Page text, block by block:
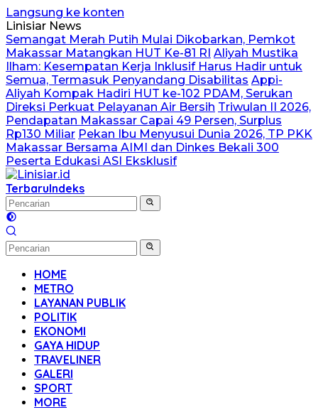
Langsung ke konten
Linisiar News
Semangat Merah Putih Mulai Dikobarkan, Pemkot
Makassar Matangkan HUT Ke-81 RI Aliyah Mustika
Ilham: Kesempatan Kerja Inklusif Harus Hadir untuk
Semua, Termasuk Penyandang Disabilitas Appi-
Aliyah Kompak Hadiri HUT ke-102 PDAM, Serukan
Direksi Perkuat Pelayanan Air Bersih Triwulan II 2026,
Pendapatan Makassar Capai 49 Persen, Surplus
Rp130 Miliar Pekan Ibu Menyusui Dunia 2026, TP PKK
Makassar Bersama AIMI dan Dinkes Bekali 300
Peserta Edukasi ASI Eksklusif
TerbaruIndeks
HOME
METRO
LAYANAN PUBLIK
POLITIK
EKONOMI
GAYA HIDUP
TRAVELINER
GALERI
SPORT
MORE